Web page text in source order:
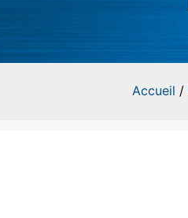
Accueil /